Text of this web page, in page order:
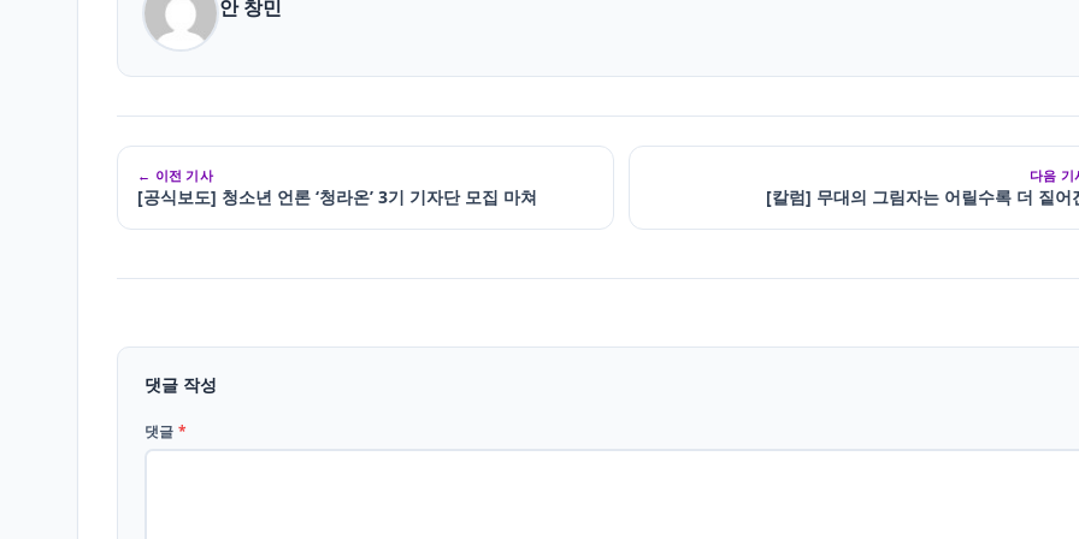
안 창민
← 이전 기사
[공식보도] 청소년 언론 ‘청라온’ 3기 기자단 모집 마쳐
다음
[칼럼] 무대의 그림자는 어릴수록 더 짙어
댓글 작성
댓글 *